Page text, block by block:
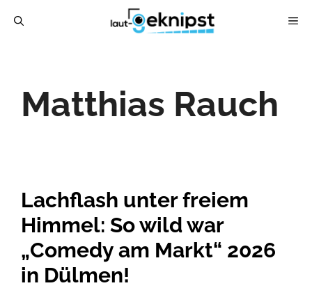
Matthias Rauch
Lachflash unter freiem
Himmel: So wild war
„Comedy am Markt“ 2026
in Dülmen!